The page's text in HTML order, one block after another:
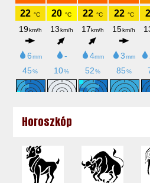
Horoszkóp